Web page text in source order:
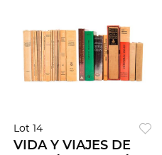
Lot 14
VIDA Y VIAJES DE